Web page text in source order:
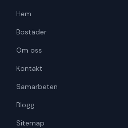
Hem
Bostäder
Om oss
Kontakt
Samarbeten
Blogg
Sitemap